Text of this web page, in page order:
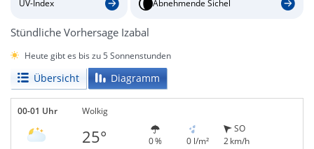
UV-Index Abnehmende Sichel
Stündliche Vorhersage Izabal
Heute gibt es bis zu 5 Sonnenstunden
Übersicht Diagramm
00-01 Uhr Wolkig
25° 0 % 0 l/m²
SO
2 km/h